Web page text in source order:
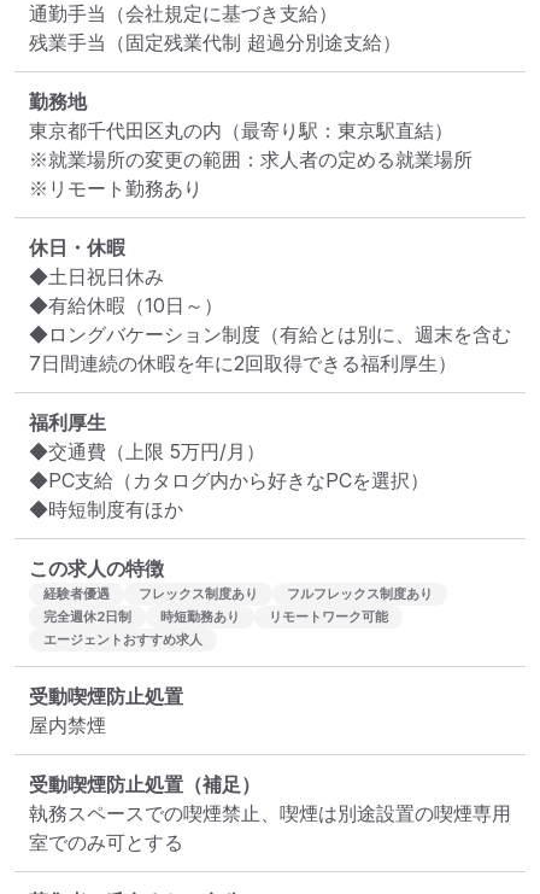
通勤手当（会社規定に基づき支給）
残業手当（固定残業代制 超過分別途支給）
勤務地
東京都千代田区丸の内 （最寄り駅：東京駅直結）
※就業場所の変更の範囲：求人者の定める就業場所
※リモート勤務あり
休日・休暇
◆土日祝日休み
◆有給休暇（10日～）
◆ロングバケーション制度（有給とは別に、週末を含む
7日間連続の休暇を年に2回取得できる福利厚生）
福利厚生
◆交通費（上限 5万円/月）
◆PC支給（カタログ内から好きなPCを選択）
◆時短制度有ほか
この求人の特徴
経験者優遇 フレックス制度あり
フルフレックス制度あり
完全週休2日制
時短勤務あり
リモートワーク可能
エージェントおすすめ求人
受動喫煙防止処置
屋内禁煙
受動喫煙防止処置（補足）
執務スペースでの喫煙禁止、喫煙は別途設置の喫煙専用
室でのみ可とする